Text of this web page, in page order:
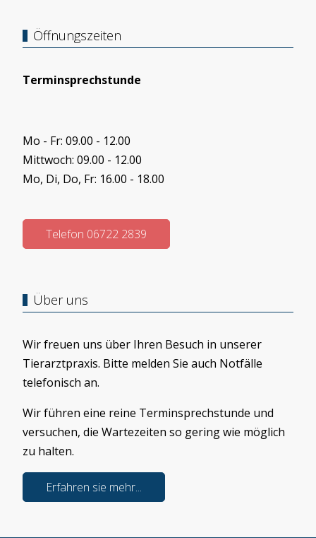
Öffnungszeiten
Terminsprechstunde
Mo - Fr: 09.00 - 12.00
Mittwoch: 09.00 - 12.00
Mo, Di, Do, Fr: 16.00 - 18.00
Telefon 06722 2839
Über uns
Wir freuen uns über Ihren Besuch in unserer
Tierarztpraxis. Bitte melden Sie auch Notfälle
telefonisch an.
Wir führen eine reine Terminsprechstunde und
versuchen, die Wartezeiten so gering wie möglich
zu halten.
Erfahren sie mehr...